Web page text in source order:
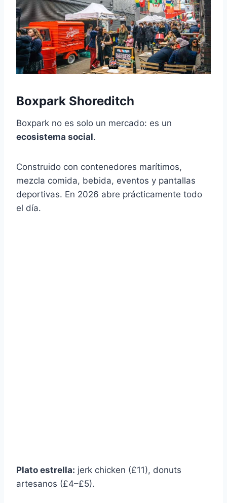
Boxpark Shoreditch
Boxpark no es solo un mercado: es un
ecosistema social.
Construido con contenedores marítimos,
mezcla comida, bebida, eventos y pantallas
deportivas. En 2026 abre prácticamente todo
el día.
Plato estrella: jerk chicken (£11), donuts
artesanos (£4–£5).